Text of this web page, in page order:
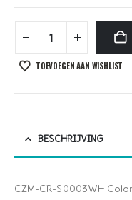
TOEVOEGEN AAN WISHLIST
BESCHRIJVING
CZM-CR-S0003WH